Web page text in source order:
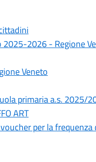
2026 - Regione
Veneto
primaria a.s. 2025/
ART
per la